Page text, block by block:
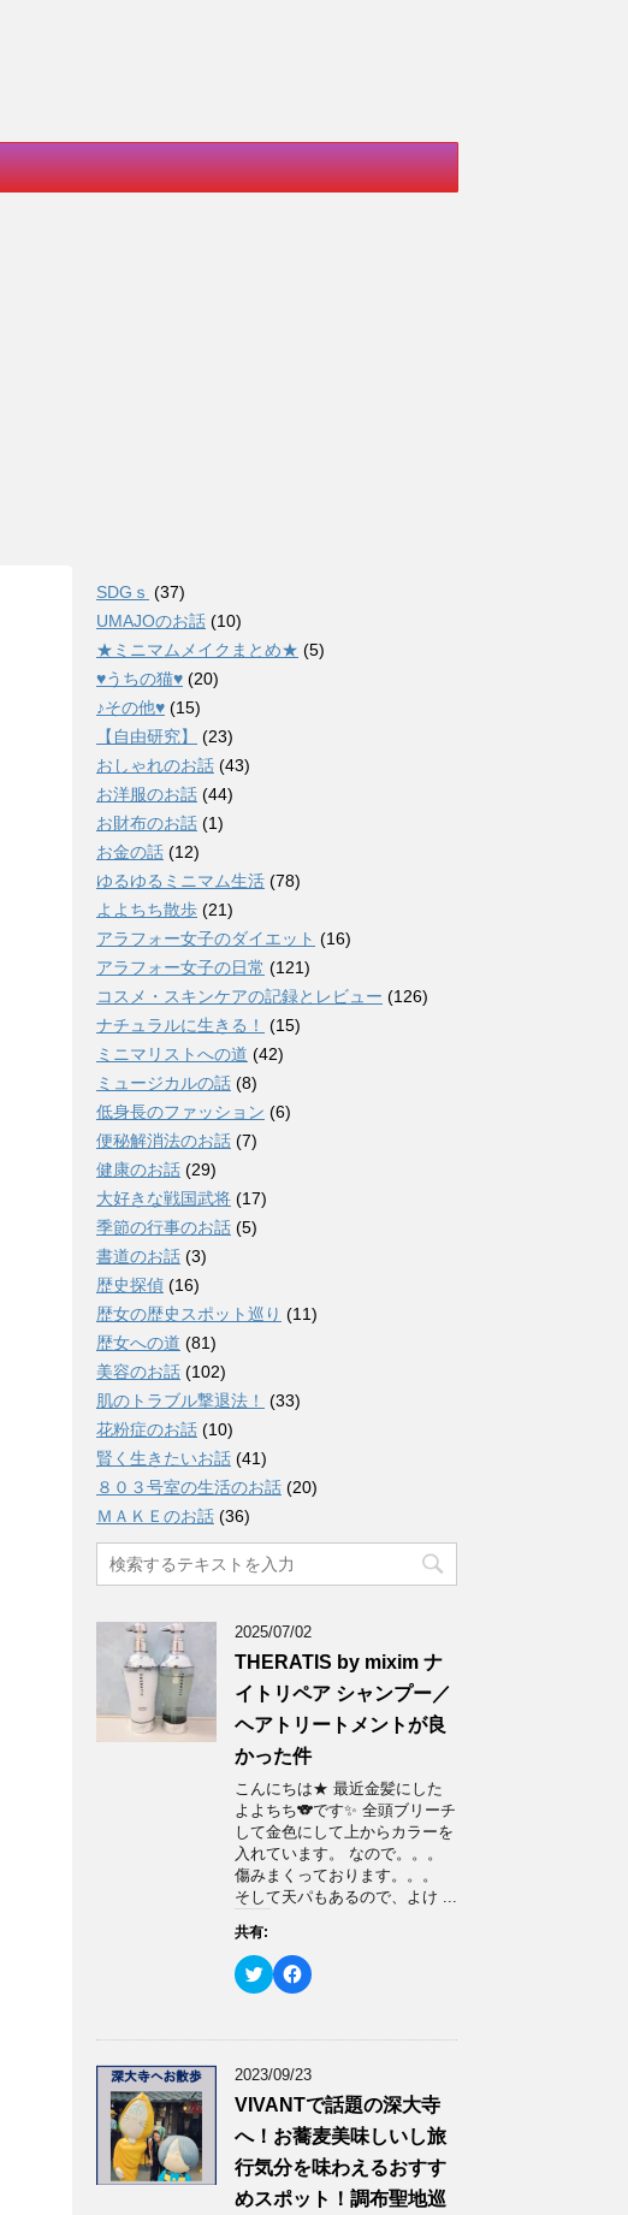
SDGｓ (37)
UMAJOのお話 (10)
★ミニマムメイクまとめ★ (5)
♥うちの猫♥ (20)
♪その他♥ (15)
【自由研究】
(23)
おしゃれのお話 (43)
お洋服のお話 (44)
お財布のお話 (1)
お金の話 (12)
ゆるゆるミニマム生活 (78)
よよちち散歩 (21)
アラフォー女子のダイエット (16)
アラフォー女子の日常 (121)
コスメ・スキンケアの記録とレビュー (126)
ナチュラルに生きる！
(15)
ミニマリストへの道 (42)
ミュージカルの話 (8)
低身長のファッション (6)
便秘解消法のお話 (7)
健康のお話 (29)
大好きな戦国武将 (17)
季節の行事のお話 (5)
書道のお話 (3)
歴史探偵 (16)
歴女の歴史スポット巡り (11)
歴女への道 (81)
美容のお話 (102)
肌のトラブル撃退法！
(33)
花粉症のお話 (10)
賢く生きたいお話 (41)
８０３号室の生活のお話 (20)
ＭＡＫＥのお話 (36)
2025/07/02
THERATIS by mixim ナ
イトリペア シャンプー／
ヘアトリートメントが良
かった件
こんにちは★ 最近金髪にした
よよちち🐨です✨ 全頭ブリーチ
して金色にして上からカラーを
入れています。 なので。。。
傷みまくっております。。。
そして天パもあるので、よけ ...
共有:
ク
リ
て
w
t
t
e
r
で
共
(
F
a
o
k
共
有
す
る
に
は
リ
2023/09/23
VIVANTで話題の深大寺
へ！お蕎麦美味しいし旅
行気分を味わえるおすす
めスポット！調布聖地巡